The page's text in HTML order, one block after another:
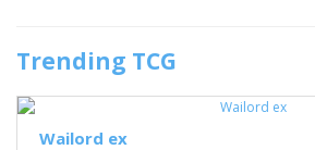
Trending TCG
Wailord ex